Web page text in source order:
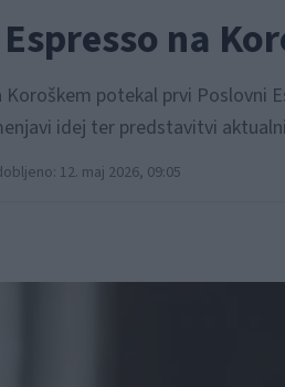
na
Koroškem potekal prvi Poslovni
idej ter predstavitvi
12. maj 2026, 09:05